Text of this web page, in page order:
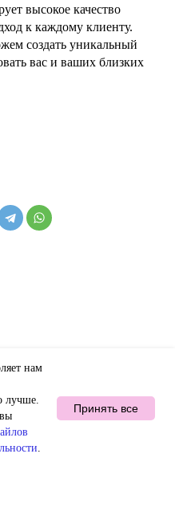
Продажа
высокое качество
к каждому клиенту.
создать уникальный
вас и ваших близких
нам
лучше.
.
Принять все